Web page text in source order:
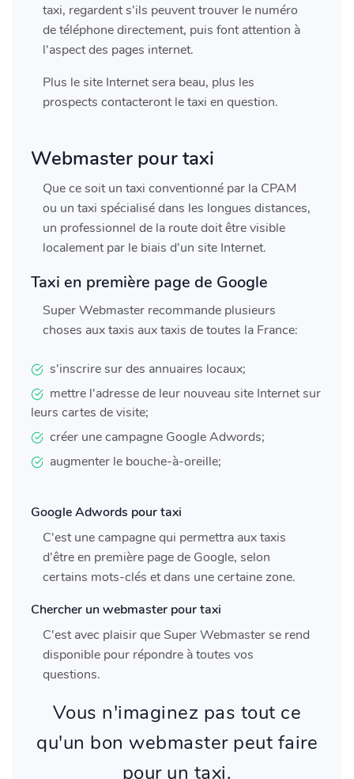
taxi, regardent s'ils peuvent trouver le numéro
de téléphone directement, puis font attention à
l'aspect des pages internet.
Plus le site Internet sera beau, plus les
prospects contacteront le taxi en question.
Webmaster pour taxi
Que ce soit un taxi conventionné par la CPAM
ou un taxi spécialisé dans les longues distances,
un professionnel de la route doit être visible
localement par le biais d'un site Internet.
Taxi en première page de Google
Super Webmaster recommande plusieurs
choses aux taxis aux taxis de toutes la France:
s'inscrire sur des annuaires locaux;
mettre l'adresse de leur nouveau site Internet sur
leurs cartes de visite;
créer une campagne Google Adwords;
augmenter le bouche-à-oreille;
Google Adwords pour taxi
C'est une campagne qui permettra aux taxis
d'être en première page de Google, selon
certains mots-clés et dans une certaine zone.
Chercher un webmaster pour taxi
C'est avec plaisir que Super Webmaster se rend
disponible pour répondre à toutes vos
questions.
Vous n'imaginez pas tout ce
qu'un bon webmaster peut faire
pour un taxi.